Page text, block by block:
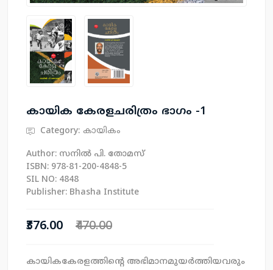
കായിക കേരളചരിത്രം ഭാഗം -1
Category: കായികം
Author: സനില്‍ പി. തോമസ്
ISBN: 978-81-200-4848-5
SIL NO: 4848
Publisher: Bhasha Institute
₹376.00 ₹470.00
കായികകേരളത്തിന്റെ അഭിമാനമുയര്‍ത്തിയവരും